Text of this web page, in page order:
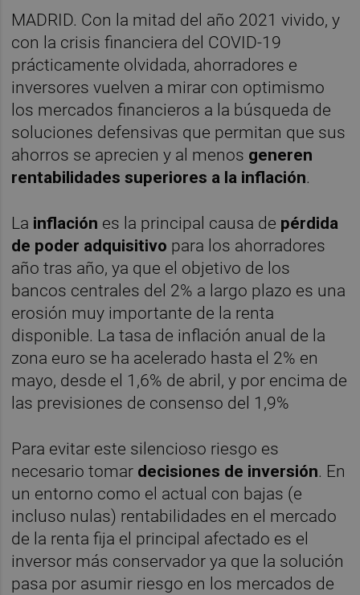
MADRID. Con la mitad del año 2021 vivido, y
con la crisis financiera del COVID-19
prácticamente olvidada, ahorradores e
inversores vuelven a mirar con optimismo
los mercados financieros a la búsqueda de
soluciones defensivas que permitan que sus
ahorros se aprecien y al menos generen
rentabilidades superiores a la inflación.
La inflación es la principal causa de pérdida
de poder adquisitivo para los ahorradores
año tras año, ya que el objetivo de los
bancos centrales del 2% a largo plazo es una
erosión muy importante de la renta
disponible. La tasa de inflación anual de la
zona euro se ha acelerado hasta el 2% en
mayo, desde el 1,6% de abril, y por encima de
las previsiones de consenso del 1,9%
Para evitar este silencioso riesgo es
necesario tomar decisiones de inversión. En
un entorno como el actual con bajas (e
incluso nulas) rentabilidades en el mercado
de la renta fija el principal afectado es el
inversor más conservador ya que la solución
pasa por asumir riesgo en los mercados de